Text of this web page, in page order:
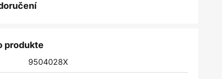
produkte
9504028X